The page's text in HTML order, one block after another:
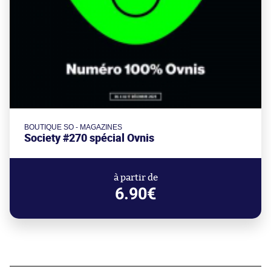
BOUTIQUE SO - MAGAZINES
Society #270 spécial Ovnis
à partir de
6.90€